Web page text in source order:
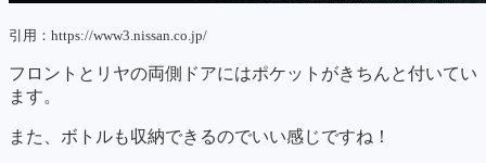
引用：https://www3.nissan.co.jp/
フロントとリヤの両側ドアにはポケットがきちんと付いてい
ます。
また、ボトルも収納できるのでいい感じですね！